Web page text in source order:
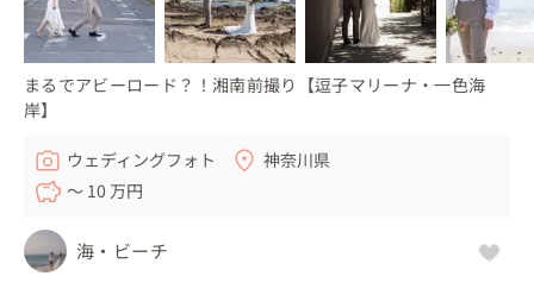
まるでアビーロード？！湘南前撮り【逗子マリーナ・一色海
岸】
ウェディングフォト
神奈川県
〜 10 万円
海・ビーチ